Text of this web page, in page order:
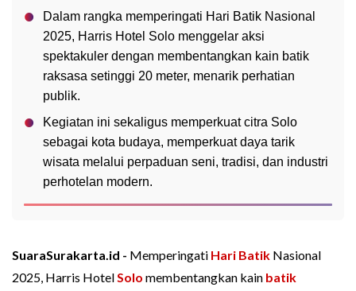
Dalam rangka memperingati Hari Batik Nasional
2025, Harris Hotel Solo menggelar aksi
spektakuler dengan membentangkan kain batik
raksasa setinggi 20 meter, menarik perhatian
publik.
Kegiatan ini sekaligus memperkuat citra Solo
sebagai kota budaya, memperkuat daya tarik
wisata melalui perpaduan seni, tradisi, dan industri
perhotelan modern.
SuaraSurakarta.id - Memperingati Hari Batik Nasional
2025, Harris HotelSolo membentangkan kain batik